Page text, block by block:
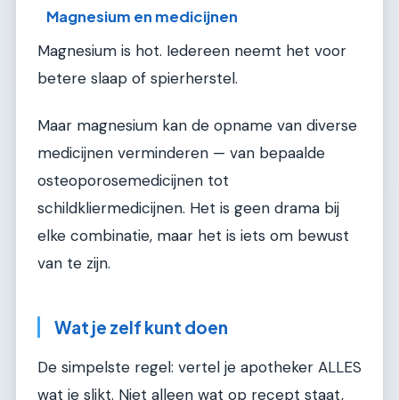
Magnesium en medicijnen
Magnesium is hot. Iedereen neemt het voor
betere slaap of spierherstel.
Maar magnesium kan de opname van diverse
medicijnen verminderen — van bepaalde
osteoporosemedicijnen tot
schildkliermedicijnen. Het is geen drama bij
elke combinatie, maar het is iets om bewust
van te zijn.
Wat je zelf kunt doen
De simpelste regel: vertel je apotheker ALLES
wat je slikt. Niet alleen wat op recept staat,